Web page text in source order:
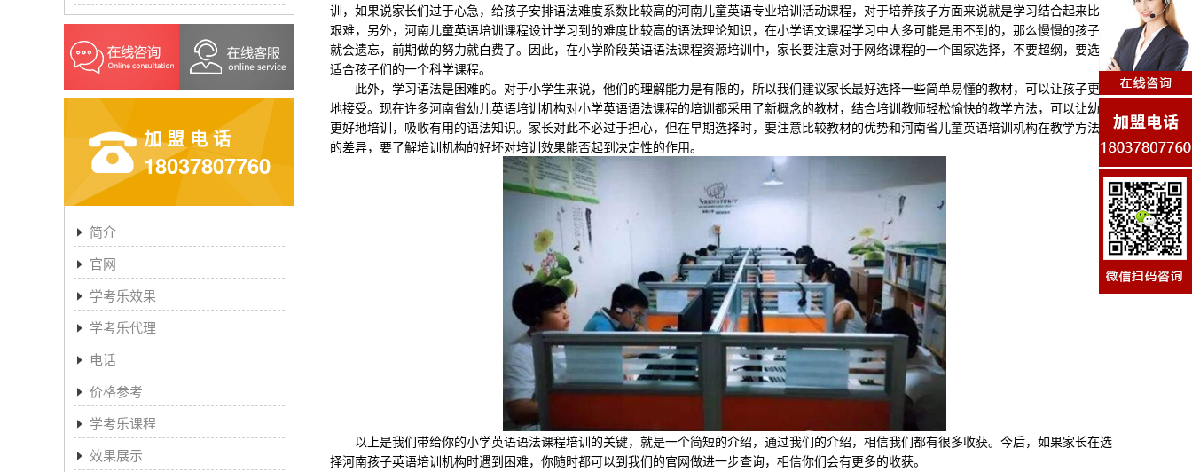
加盟电话
18037807760
简介
官网
学考乐效果
学考乐代理
电话
价格参考
学考乐课程
效果展示
训，如果说家长们过于心急，给孩子安排语法难度系数比较高的河南儿童英语专业培训活动课程，对于培养孩子方面来说就是学习结合起来比较
艰难，另外，河南儿童英语培训课程设计学习到的难度比较高的语法理论知识，在小学语文课程学习中大多可能是用不到的，那么慢慢的孩子们
就会遗忘，前期做的努力就白费了。因此，在小学阶段英语语法课程资源培训中，家长要注意对于网络课程的一个国家选择，不要超纲，要选择
适合孩子们的一个科学课程。
此外，学习语法是困难的。对于小学生来说，他们的理解能力是有限的，所以我们建议家长最好选择一些简单易懂的教材，可以让孩子更好
地接受。现在许多河南省幼儿英语培训机构对小学英语语法课程的培训都采用了新概念的教材，结合培训教师轻松愉快的教学方法，可以让幼儿
更好地培训，吸收有用的语法知识。家长对此不必过于担心，但在早期选择时，要注意比较教材的优势和河南省儿童英语培训机构在教学方法上
的差异，要了解培训机构的好坏对培训效果能否起到决定性的作用。
以上是我们带给你的小学英语语法课程培训的关键，就是一个简短的介绍，通过我们的介绍，相信我们都有很多收获。今后，如果家长在选
择河南孩子英语培训机构时遇到困难，你随时都可以到我们的官网做进一步查询，相信你们会有更多的收获。